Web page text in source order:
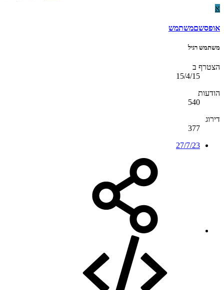
א
אופסשםמשתמש
משתמש רגיל
הצטרף ב
15/4/15
הודעות
540
דירוג
377
27/7/23